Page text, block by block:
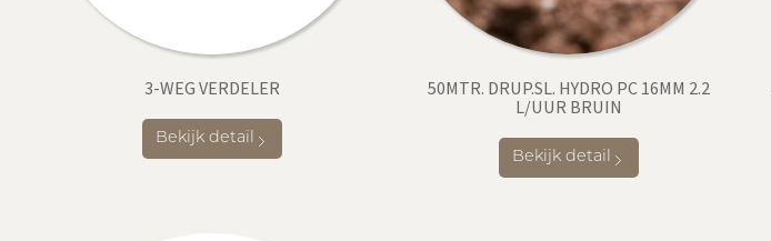
3-WEG VERDELER
Bekijk detail
50MTR. DRUP.SL. HYDRO PC 16MM 2.2
L/UUR BRUIN
Bekijk detail